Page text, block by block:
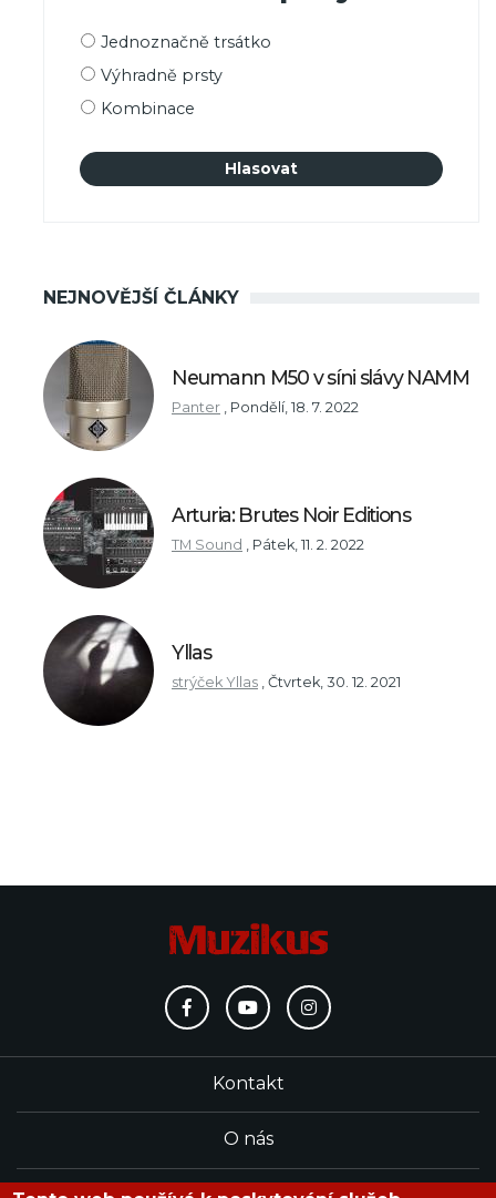
Možnosti
Jednoznačně trsátko
Výhradně prsty
Kombinace
NEJNOVĚJŠÍ ČLÁNKY
Neumann M50 v síni slávy NAMM
Panter , Pondělí, 18. 7. 2022
Arturia: Brutes Noir Editions
TM Sound , Pátek, 11. 2. 2022
Yllas
strýček Yllas , Čtvrtek, 30. 12. 2021
Kontakt
O nás